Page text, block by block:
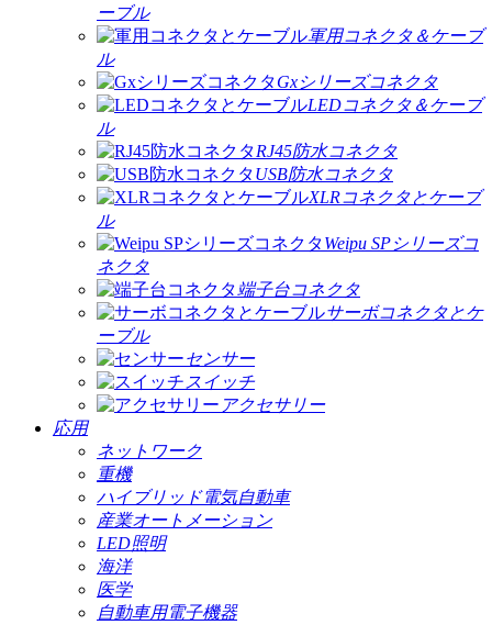
ーブル
軍用コネクタ＆ケーブ
ル
Gxシリーズコネクタ
LEDコネクタ＆ケーブ
ル
RJ45防水コネクタ
USB防水コネクタ
XLRコネクタとケーブ
ル
Weipu SPシリーズコ
ネクタ
端子台コネクタ
サーボコネクタとケ
ーブル
センサー
スイッチ
アクセサリー
応用
ネットワーク
重機
ハイブリッド電気自動車
産業オートメーション
LED照明
海洋
医学
自動車用電子機器